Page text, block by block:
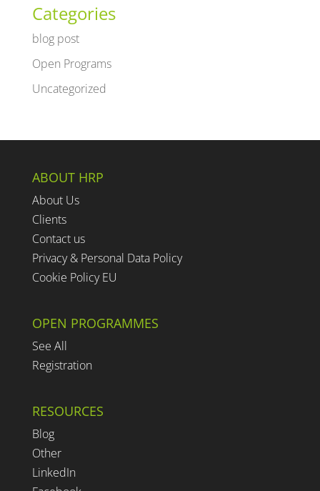
Categories
blog post
Open Programs
Uncategorized
ABOUT HRP
About Us
Clients
Contact us
Privacy & Personal Data Policy
Cookie Policy EU
OPEN PROGRAMMES
See All
Registration
RESOURCES
Blog
Other
LinkedIn